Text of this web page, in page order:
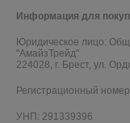
Информация для
Юридическое лицо:
"АмайзТрейд"
224028, г. Брест, ул.
Регистрационный
УНП: 291339396